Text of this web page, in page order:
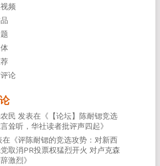
频
论
民 发表在《 【论坛】陈耐锶竞选
耸听，华社读者批评声四起》
《评陈耐锶的竞选攻势：对新西
取消PR投票权猛烈开火 对卢克森
激烈》